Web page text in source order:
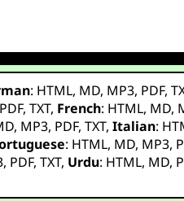
: HTML, MD, MP3, PDF,
PDF,TXT, French: HTML, MD,
, MP3, PDF,TXT,Italian:
: HTML, MD, MP3,
, PDF,TXT, Urdu: HTML, MD,